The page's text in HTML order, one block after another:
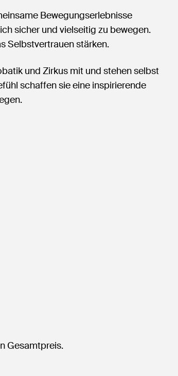
Bewegungserlebnisse
sicher und vielseitig zu bewegen.
Selbstvertrauen stärken.
und Zirkus mit und stehen selbst
schaffen sie eine inspirierende
Gesamtpreis.